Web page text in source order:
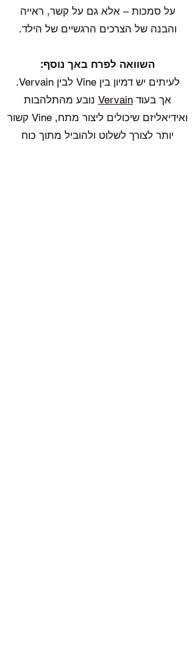
על סמכות – אלא גם על קשר, ראייה
והבנה של הצרכים הרגשיים של הילד.
השוואה לפרח באך נוסף:
לעיתים יש דמיון בין Vine לבין Vervain.
אך בעוד Vervain נובע מהתלהבות
ואידיאליזם שיכולים ליצור מתח, Vine קשור
יותר לצורך לשלוט ולהוביל מתוך כוח